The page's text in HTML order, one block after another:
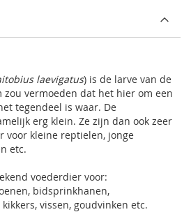
laevigatus) is de larve van de
zou vermoeden dat het hier om een
tegendeel is waar. De
erg klein. Ze zijn dan ook zeer
voor kleine reptielen, jonge
etc.
voederdier voor:
bidsprinkhanen,
vissen, goudvinken etc.